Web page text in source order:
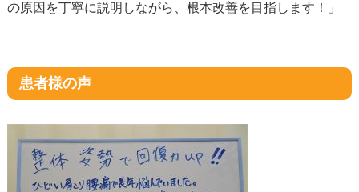
の原因を丁寧に説明しながら、根本改善を目指します！」
患者様の声